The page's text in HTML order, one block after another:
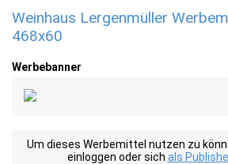
Weinhaus Lergenmüller
468x60
Werbebanner
Um dieses Werbemittel nutzen zu
einloggen oder sich als